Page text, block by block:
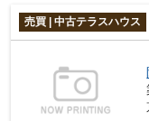
売買 | 中古テラスハウス